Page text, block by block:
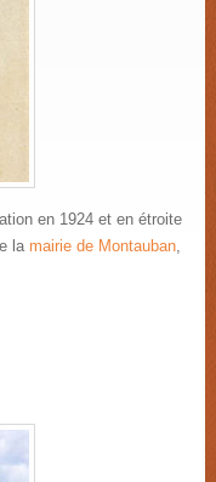
en 1924 et en étroite
la mairie de Montauban